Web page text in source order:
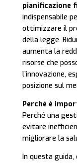
pianificazione
indispensabile
ottimizzare il
della legge.
aumenta la
risorse che
l’innovazione,
posizione sul
Perché è
Perché una
evitare
migliorare la
In questa